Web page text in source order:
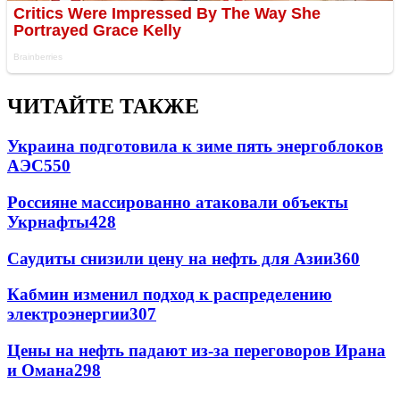
ЧИТАЙТЕ ТАКЖЕ
Украина подготовила к зиме пять энергоблоков
АЭС550
Россияне массированно атаковали объекты
Укрнафты428
Саудиты снизили цену на нефть для Азии360
Кабмин изменил подход к распределению
электроэнергии307
Цены на нефть падают из-за переговоров Ирана
и Омана298